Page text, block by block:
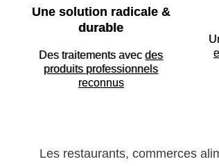
Une solution radicale &
durable
Des traitements avecdes
produits professionnels
reconnus
Les restaurants, commerces